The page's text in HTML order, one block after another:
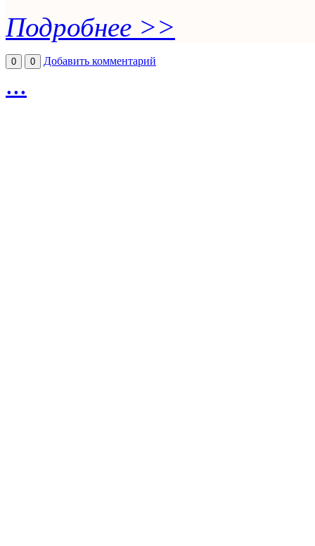
Подробнее >>
0 0 Добавить комментарий
...